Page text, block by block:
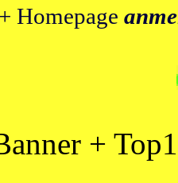
+ Homepage
+